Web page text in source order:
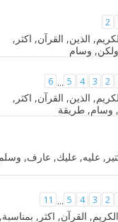
2
2
3
4
5
...
6
2
3
4
5
...
11